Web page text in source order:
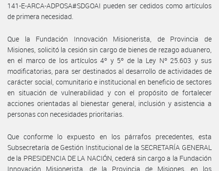
141-E-ARCA-ADPOSA#SDGOAI pueden ser cedidos como artículos
de primera necesidad.
Que la Fundación Innovación Misionerista, de Provincia de
Misiones, solicitó la cesión sin cargo de bienes de rezago aduanero,
en el marco de los artículos 4º y 5º de la Ley Nº 25.603 y sus
modificatorias, para ser destinados al desarrollo de actividades de
carácter social, comunitario e institucional en beneficio de sectores
en situación de vulnerabilidad y con el propósito de fortalecer
acciones orientadas al bienestar general, inclusión y asistencia a
personas con necesidades prioritarias.
Que conforme lo expuesto en los párrafos precedentes, esta
Subsecretaría de Gestión Institucional de la SECRETARÍA GENERAL
de la PRESIDENCIA DE LA NACIÓN, cederá sin cargo a la Fundación
Innovación Misionerista, de la Provincia de Misiones, en los